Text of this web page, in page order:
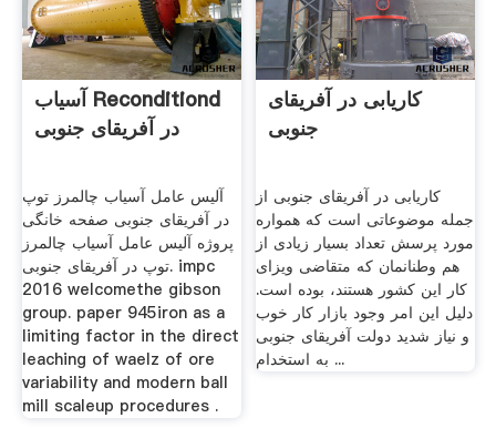
آسیاب Reconditiond
در آفریقای جنوبی
آلیس عامل آسیاب چالمرز توپ
در آفریقای جنوبی صفحه خانگی
پروژه آلیس عامل آسیاب چالمرز
توپ در آفریقای جنوبی. impc
2016 welcomethe gibson
group. paper 945iron as a
limiting factor in the direct
leaching of waelz of ore
variability and modern ball
mill scaleup procedures .
کاریابی در آفریقای
جنوبی
کاریابی در آفریقای جنوبی از
جمله موضوعاتی است که همواره
مورد پرسش تعداد بسیار زیادی از
هم وطنانمان که متقاضی ویزای
کار این کشور هستند، بوده است.
دلیل این امر وجود بازار کار خوب
و نیاز شدید دولت آفریقای جنوبی
به استخدام ...